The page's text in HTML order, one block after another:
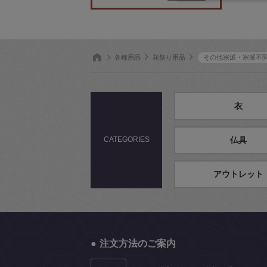
各種用品 花祭り用品 その他宗派・宗派不
CATEGORIES
衣
仏具
アウトレット
注文方法のご案内